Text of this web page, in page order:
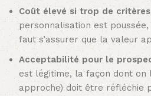
Coût élevé si trop de critères
personnalisation est
faut s’assurer que la valeur
Acceptabilité pour le
est légitime, la façon dont on
approche) doit être réfléchie